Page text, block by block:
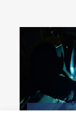
Więcej